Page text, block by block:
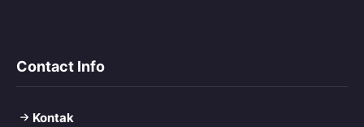
Contact Info
Kontak